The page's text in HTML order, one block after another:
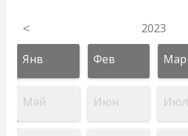
< 2023
Янв Фев Мар
Май Июн Июл